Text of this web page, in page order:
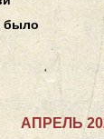
было
АПРЕЛЬ